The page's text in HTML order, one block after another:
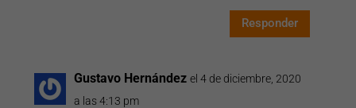
Responder
Gustavo Hernández el 4 de diciembre, 2020
a las 4:13 pm